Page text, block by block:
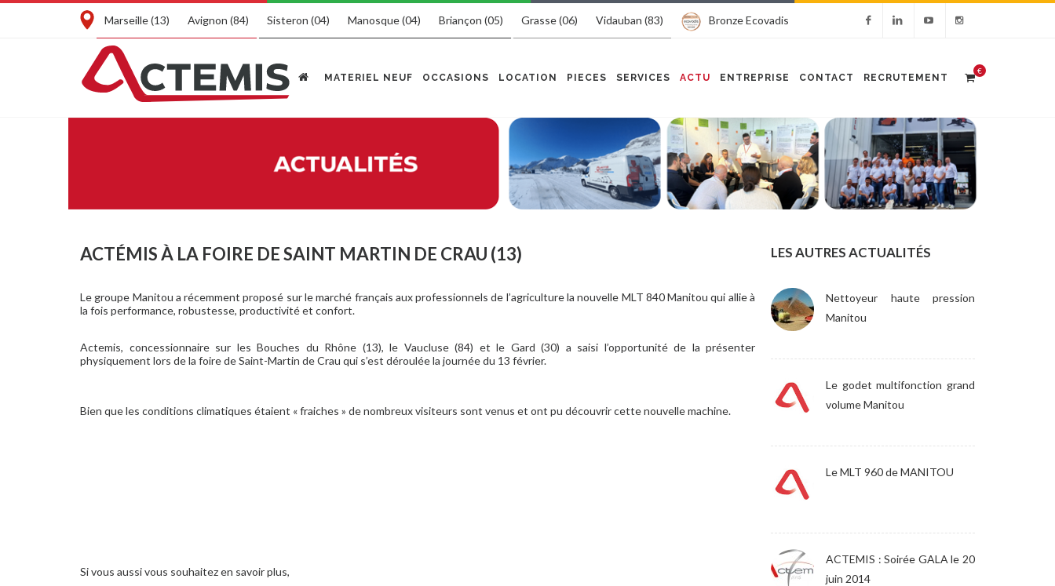
Marseille (13) Avignon (84) Sisteron (04) Manosque (04) Briançon (05) Grasse (06) Vidauban (83) Bronze Ecovadis
MATERIEL NEUF OCCASIONS LOCATION PIECES SERVICES ACTU ENTREPRISE CONTACT RECRUTEMENT
€
ACTÉMIS À LA FOIRE DE SAINT MARTIN DE CRAU (13)
Le groupe Manitou a récemment proposé sur le marché français aux professionnels de l’agriculture la nouvelle MLT 840 Manitou qui allie à
la fois performance, robustesse, productivité et confort.
Actemis, concessionnaire sur les Bouches du Rhône (13), le Vaucluse (84) et le Gard (30) a saisi l’opportunité de la présenter
physiquement lors de la foire de Saint-Martin de Crau qui s’est déroulée la journée du 13 février.
Bien que les conditions climatiques étaient « fraiches » de nombreux visiteurs sont venus et ont pu découvrir cette nouvelle machine.
Si vous aussi vous souhaitez en savoir plus,
LES AUTRES ACTUALITÉS
Nettoyeur haute pression
Manitou
Le godet multifonction grand
volume Manitou
Le MLT 960 de MANITOU
ACTEMIS : Soirée GALA le 20
juin 2014